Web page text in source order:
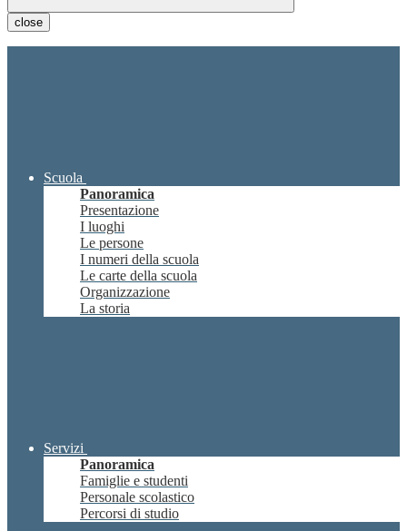
close
Scuola
Panoramica
Presentazione
I luoghi
Le persone
I numeri della scuola
Le carte della scuola
Organizzazione
La storia
Servizi
Panoramica
Famiglie e studenti
Personale scolastico
Percorsi di studio